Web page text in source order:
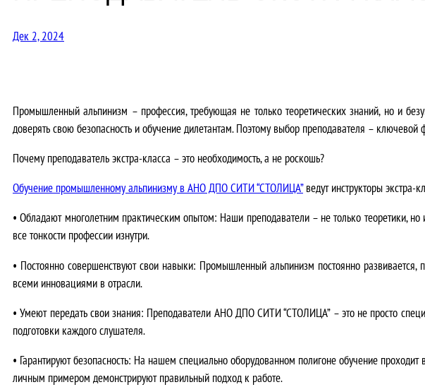
Дек 2, 2024
Промышленный альпинизм – профессия, требующая не только теоретических знаний, но и
доверять свою безопасность и обучение дилетантам. Поэтому выбор преподавателя –
Почему преподаватель экстра-класса – это необходимость, а не роскошь?
Обучение промышленному альпинизму в АНО ДПО СИТИ “СТОЛИЦА”ведут инструкторы экстра-
•Обладают многолетним практическим опытом: Наши преподаватели – не только теоретики,
все тонкости профессии изнутри.
• Постоянно совершенствуют свои навыки: Промышленный альпинизм постоянно
всеми инновациями в отрасли.
•Умеют передать свои знания: Преподаватели АНО ДПО СИТИ “СТОЛИЦА” – это не просто
подготовки каждого слушателя.
• Гарантируют безопасность: На нашем специально оборудованном полигоне обучение проходит
личным примером демонстрируют правильный подход к работе.